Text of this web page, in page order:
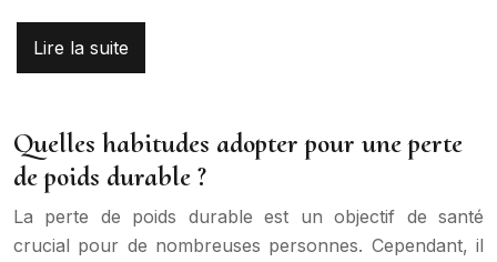
Lire la suite
Quelles habitudes adopter pour une perte
de poids durable ?
La perte de poids durable est un objectif de santé
crucial pour de nombreuses personnes. Cependant, il